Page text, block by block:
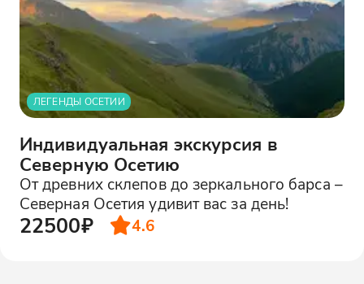
ЛЕГЕНДЫ ОСЕТИИ
Индивидуальная экскурсия в
Северную Осетию
От древних склепов до зеркального барса –
Северная Осетия удивит вас за день!
22500₽ 4.6